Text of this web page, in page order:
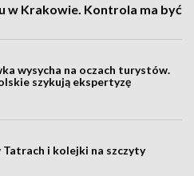
w Krakowie. Kontrola ma być
wysycha na oczach turystów.
szykują ekspertyzę
Tatrach i kolejki na szczyty